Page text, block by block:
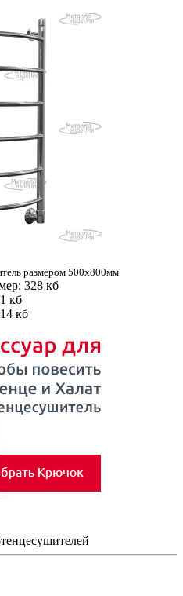
размером 500х800мм
328 кб
кб
кб